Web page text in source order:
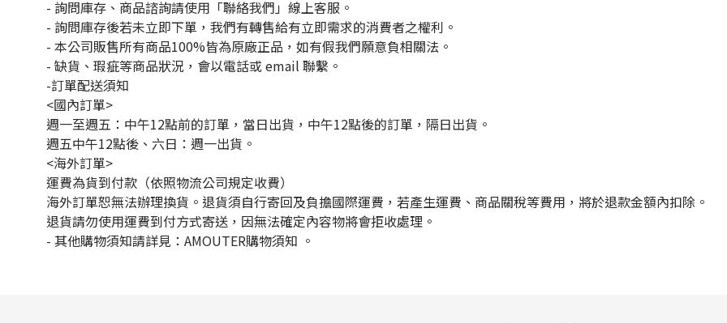
- 詢問庫存、商品諮詢請使用「聯絡我們」線上客服。
- 詢問庫存後若未立即下單，我們有轉售給有立即需求的消費者之權利。
- 本公司販售所有商品100%皆為原廠正品，如有假我們願意負相關法。
- 缺貨、瑕疵等商品狀況，會以電話或 email 聯繫。
-訂單配送須知
<國內訂單>
週一至週五：中午12點前的訂單，當日出貨，中午12點後的訂單，隔日出貨。
週五中午12點後、六日：週一出貨。
<海外訂單>
運費為貨到付款（依照物流公司規定收費）
海外訂單恕無法辦理換貨。退貨須自行寄回及負擔國際運費，若產生運費、商品關稅等費用，將於退款金額內扣除。
退貨請勿使用運費到付方式寄送，因無法確定內容物將會拒收處理。
- 其他購物須知請詳見： AMOUTER購物須知 。